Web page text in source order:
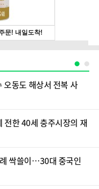
동도 해상서 전복 사
전한 40세 충주시장의 재
싹쓸이…30대 중국인